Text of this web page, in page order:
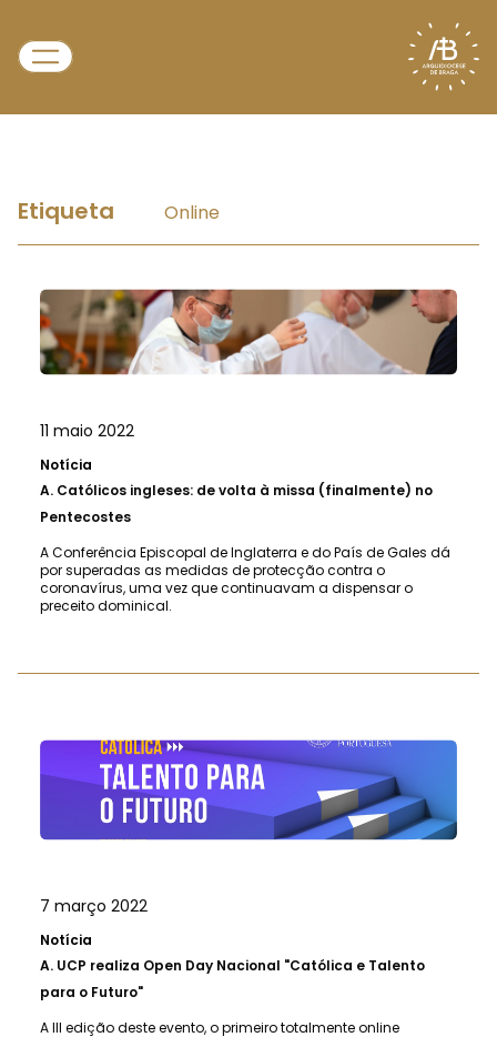
Etiqueta Online
11 maio 2022
Notícia
A. Católicos ingleses: de volta à missa (finalmente) no
Pentecostes
A Conferência Episcopal de Inglaterra e do País de Gales dá
por superadas as medidas de protecção contra o
coronavírus, uma vez que continuavam a dispensar o
preceito dominical.
7 março 2022
Notícia
A. UCP realiza Open Day Nacional "Católica e Talento
para o Futuro"
A III edição deste evento, o primeiro totalmente online